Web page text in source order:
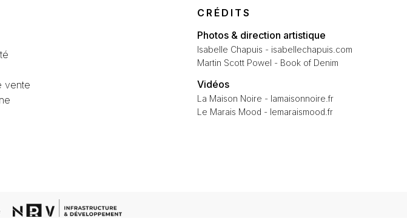
vente
CRÉDITS
Photos & direction artistique
Isabelle Chapuis - isabellechapuis.com
Martin Scott Powel - Book of Denim
Vidéos
La Maison Noire - lamaisonnoire.fr
Le Marais Mood - lemaraismood.fr